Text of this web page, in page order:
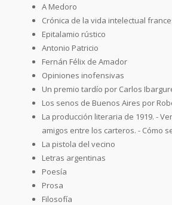
A Medoro
Crónica de la vida intelectual
Epitalamio rústico
Antonio Patricio
Fernán Félix de Amador
Opiniones inofensivas
Un premio tardío por Carlos
Los senos de Buenos Aires por
La producción literaria de 1919. -
amigos entre los carteros. - Cómo
La pistola del vecino
Letras argentinas
Poesía
Prosa
Filosofía